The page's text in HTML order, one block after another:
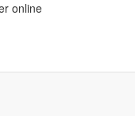
online